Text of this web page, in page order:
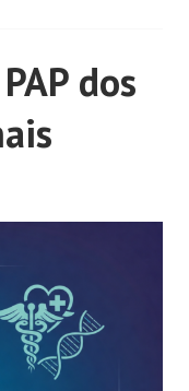
dos